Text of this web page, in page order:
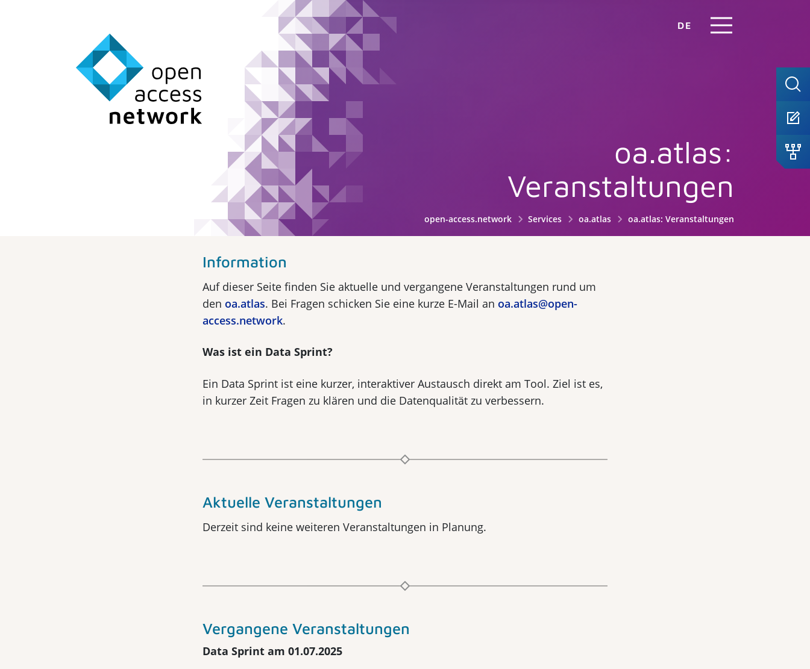
DE
oa.atlas:
Veranstaltungen
open-access.network Services oa.atlas oa.atlas: Veranstaltungen
Information
Auf dieser Seite finden Sie aktuelle und vergangene Veranstaltungen rund um
den oa.atlas. Bei Fragen schicken Sie eine kurze E-Mail an oa.atlas@open-
access.network.
Was ist ein Data Sprint?
Ein Data Sprint ist eine kurzer, interaktiver Austausch direkt am Tool. Ziel ist es,
in kurzer Zeit Fragen zu klären und die Datenqualität zu verbessern.
Aktuelle Veranstaltungen
Derzeit sind keine weiteren Veranstaltungen in Planung.
Vergangene Veranstaltungen
Data Sprint am 01.07.2025